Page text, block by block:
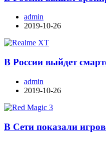
admin
2019-10-26
В России выйдет
admin
2019-10-26
В Сети показали